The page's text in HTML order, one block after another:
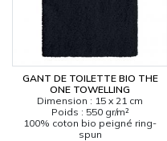
MESSAGE
GANT DE TOILETTE BIO THE
ONE TOWELLING
Dimension : 15 x 21 cm
Poids : 550 gr/m²
100% coton bio peigné ring-
spun